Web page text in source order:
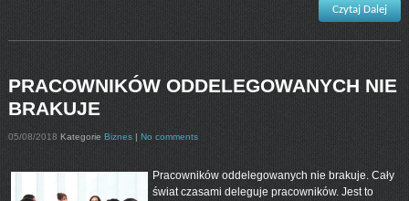
Czytaj Dalej
PRACOWNIKÓW ODDELEGOWANYCH NIE
BRAKUJE
05/08/2018 Kategorie Biznes| No comments
Pracowników oddelegowanych nie brakuje. Cały
świat czasami deleguje pracowników. Jest to